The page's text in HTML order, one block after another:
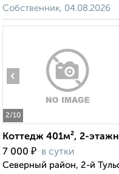
Собственник, 04.08.2026
2/10
‹
Коттедж 401м², 2-
7 000 ₽ в сутки
Северный район, 2-й